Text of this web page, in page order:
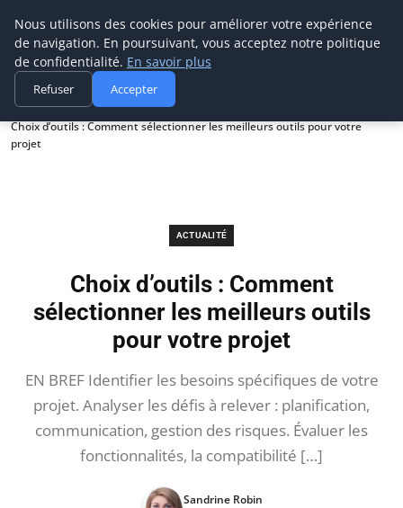
Prospection Pro
Accueil
Actualité
Choix d’outils : Comment sélectionner les meilleurs outils pour votre
projet
ACTUALITÉ
Choix d’outils : Comment
sélectionner les meilleurs outils
pour votre projet
EN BREF Identifier les besoins spécifiques de votre
projet. Analyser les défis à relever : planification,
communication, gestion des risques. Évaluer les
fonctionnalités, la compatibilité […]
Sandrine Robin
Nous utilisons des cookies pour améliorer votre expérience
de navigation. En poursuivant, vous acceptez notre politique
de confidentialité. En savoir plus
Refuser Accepter